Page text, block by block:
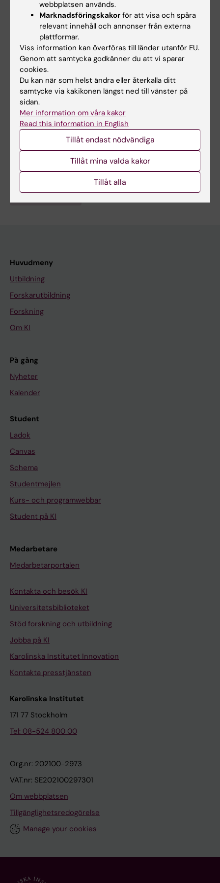
vår arvsmassa och vårt beteende i
kombination med olika epigenetiska,
omgivningsrelaterade, faktorer. Forskningen
syftar till att skapa förståelse för vilka
arvsanlag och genregleringar som ligger
bakom de funktionsnedsättningar som
kommer med stigande ålder. Den kunskapen
kan sedan användas till att mildra åldrandets
negativa konsekvenser för individen.
Forskningsområden:
Fysiologi och anatomi
Redigera din profil
Huvudmeny
Utbildning
Forskarutbildning
Forskning
Om KI
På gång
Nyheter
Kalender
Student
Ladok
Canvas
Schema
Studentmejlen
Kurs- och programwebbar
Student på KI
Medarbetare
Medarbetarportalen
Kontakta och besök KI
Universitetsbiblioteket
Stöd forskning och utbildning
Jobba på KI
Karolinska Institutet Innovation
Kontakta presstjänsten
Karolinska Institutet
171 77 Stockholm
Tel: 08-524 800 00
Org.nr: 202100-2973
VAT.nr: SE202100297301
Om webbplatsen
Tillgänglighetsredogörelse
Manage your cookies
webbplatsen används.
Marknadsföringskakor för att visa och spåra
relevant innehåll och annonser från externa
plattformar.
Viss information kan överföras till länder utanför EU.
Genom att samtycka godkänner du att vi sparar
cookies.
Du kan när som helst ändra eller återkalla ditt
samtycke via kakikonen längst ned till vänster på
sidan.
Mer information om våra kakor
Read this information in English
Tillåt endast nödvändiga
Tillåt mina valda kakor
Tillåt alla